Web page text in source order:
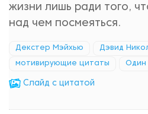
жизни лишь ради того,
над чем посмеяться.
Декстер Мэйхью Дэвид
мотивирующие цитаты Один
Cлайд с цитатой